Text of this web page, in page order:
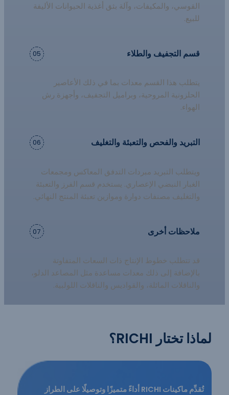
القوسي، والمكيفات، وآلة بثق أغذية الحيوانات الأليفة
للبيع.
قسم التجفيف والطلاء 05
يتطلب هذا القسم معدات بما في ذلك الأعاصير
الحلزونية المروحية، وبراميل التجفيف، وأجهزة رش
الهواء.
التبريد والفحص والتعبئة والتغليف 06
ويتطلب التبريد مبردات التدفق المعاكس ومجمعات
الغبار النبضي الإعصاري. يستخدم قسم الفرز والتعبئة
والتغليف مصنفات دوارة وموازين تعبئة المنتج النهائي.
ملاحظات أخرى 07
قد تتطلب خطوط الإنتاج ذات السعات المتفاوتة
بالإضافة إلى ذلك معدات مساعدة مثل المصاعد الدلو،
والناقلات المائلة، والقواديس والناقلات اللولبية.
لماذا تختار RICHI؟
تُقدِّم ماكينات RICHI أداءً متميزًا وتوصيلًا على الطراز